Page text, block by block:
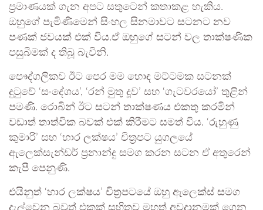
ප්‍රමාණයක් ගැන අපට සතුටෙන් කතාකළ හැකිය.
ඔහුගේ පැමිණීමෙන් සිංහල සිනමාවට සටනට නව
පණක් ජවයක් එක් විය.ඒ ඔහුගේ සටන් වල තාක්ෂණික
පසුබිමක් ද තිබූ බැවිනි.
පෞද්ගලිකව ඊට පෙර මම හොඳ මට්ටමක සටනක්
දුටුවේ ‘සංදේශය’, ‘රන් මුතු දූව’ සහ ‘ගැටවරයෝ’ තුළින්
පමණි. රොබින් ඊට සටන් තාක්ෂණය එකතු කරමින්
වඩාත් තාත්වික බවක් එක් කිරීමට සමත් විය. ‘රුහුණු
කුමාරි’ සහ ‘හාර ලක්ෂය’ චිත්‍රපට යුගලයේ
ඇලෙක්සැන්ඩර් ප්‍රනාන්දු සමග කරන සටන ඒ අතුරෙන්
කැපී පෙනුණි.
එයිනුත් ‘හාර ලක්ෂය’ චිත්‍රපටයේ ඔහු ඇලෙක්ස් සමග
දැල්වෙන බවුත් එකක් සහිතව මහත් අවදානමක් ගෙන